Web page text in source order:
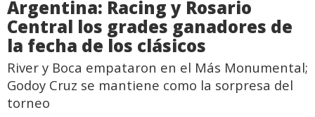
Argentina: Racing y Rosario
Central los grades ganadores de
la fecha de los clásicos
River y Boca empataron en el Más Monumental;
Godoy Cruz se mantiene como la sorpresa del
torneo